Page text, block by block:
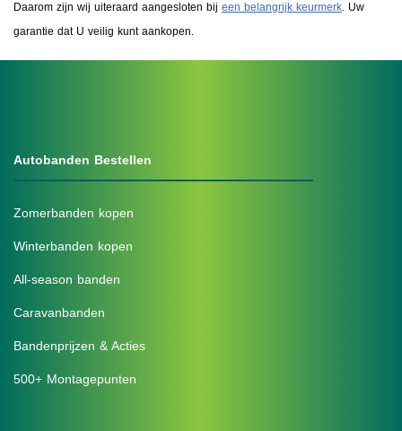
Daarom zijn wij uiteraard aangesloten bij een belangrijk keurmerk. Uw
garantie dat U veilig kunt aankopen.
Autobanden Bestellen
Zomerbanden kopen
Winterbanden kopen
All-season banden
Caravanbanden
Bandenprijzen & Acties
500+ Montagepunten